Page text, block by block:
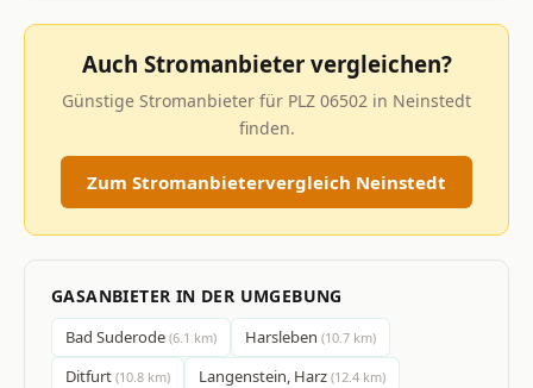
Auch Stromanbieter vergleichen?
Günstige Stromanbieter für PLZ 06502 in Neinstedt
finden.
Zum Stromanbietervergleich Neinstedt
GASANBIETER IN DER UMGEBUNG
Bad Suderode (6.1 km) Harsleben (10.7 km)
Ditfurt (10.8 km) Langenstein, Harz (12.4 km)